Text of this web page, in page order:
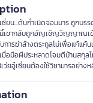
ยน...ต้นกำเนิดจอมมาร ถูกบร
เขากลับถูกอัญเชิญวิญญาณเข้
ารฆ่าล้างตระกูลโม่เพื่อแก้แค้น
อมือผีประหลาดโจมตีบ้านสกุล
ยอู๋เซี่ยนต้องใช้วิชามารอย่างห